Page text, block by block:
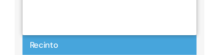
Recinto